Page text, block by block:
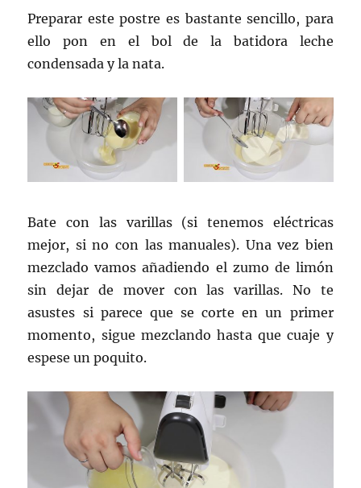
Preparar este postre es bastante sencillo, para
ello pon en el bol de la batidora leche
condensada y la nata.
Bate con las varillas (si tenemos eléctricas
mejor, si no con las manuales). Una vez bien
mezclado vamos añadiendo el zumo de limón
sin dejar de mover con las varillas. No te
asustes si parece que se corte en un primer
momento, sigue mezclando hasta que cuaje y
espese un poquito.